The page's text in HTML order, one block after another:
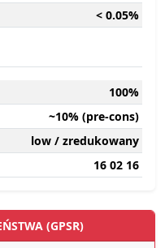
< 0.05%
100%
~10% (pre-cons)
low / zredukowany
16 02 16
(GPSR)